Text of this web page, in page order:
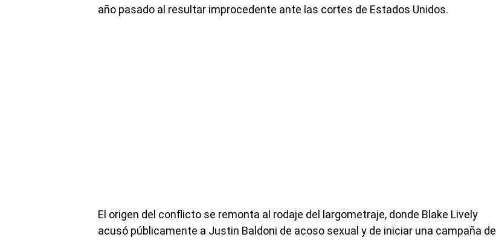
año pasado al resultar improcedente ante las cortes de Estados Unidos.
El origen del conflicto se remonta al rodaje del largometraje, donde Blake Lively
acusó públicamente a Justin Baldoni de acoso sexual y de iniciar una campaña de